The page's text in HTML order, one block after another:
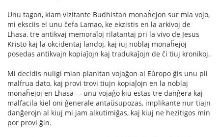
Unu tagon, kiam vizitante Budhistan monaĥejon sur mia vojo,
mi eksciis el unu ĉefa Lamao, ke ekzistis en la arkivoj de
Lhasa, tre antikvaj memoraĵoj rilatantaj pri la vivo de Jesus
Kristo kaj la okcidentaj landoj, kaj iuj noblaj monaĥejoj
posedas antikvajn kopiaĵojn kaj tradukaĵojn de ĉi tiuj kronikoj.
Mi decidis nuligi mian planitan vojaĝon al Eŭropo ĝis unu pli
malfrua dato, kaj provi trovi tiujn kopiaĵojn en la noblaj
monaĥejoj en Lhasa----unu vojaĝo kiu estas tre danĝera kaj
malfacila kiel oni ĝenerale antaŭsupozas, implikante nur tiajn
danĝerojn al kiuj mi jam alkutimiĝas, kaj kiuj ne hezitigos min
por provi ĝin.